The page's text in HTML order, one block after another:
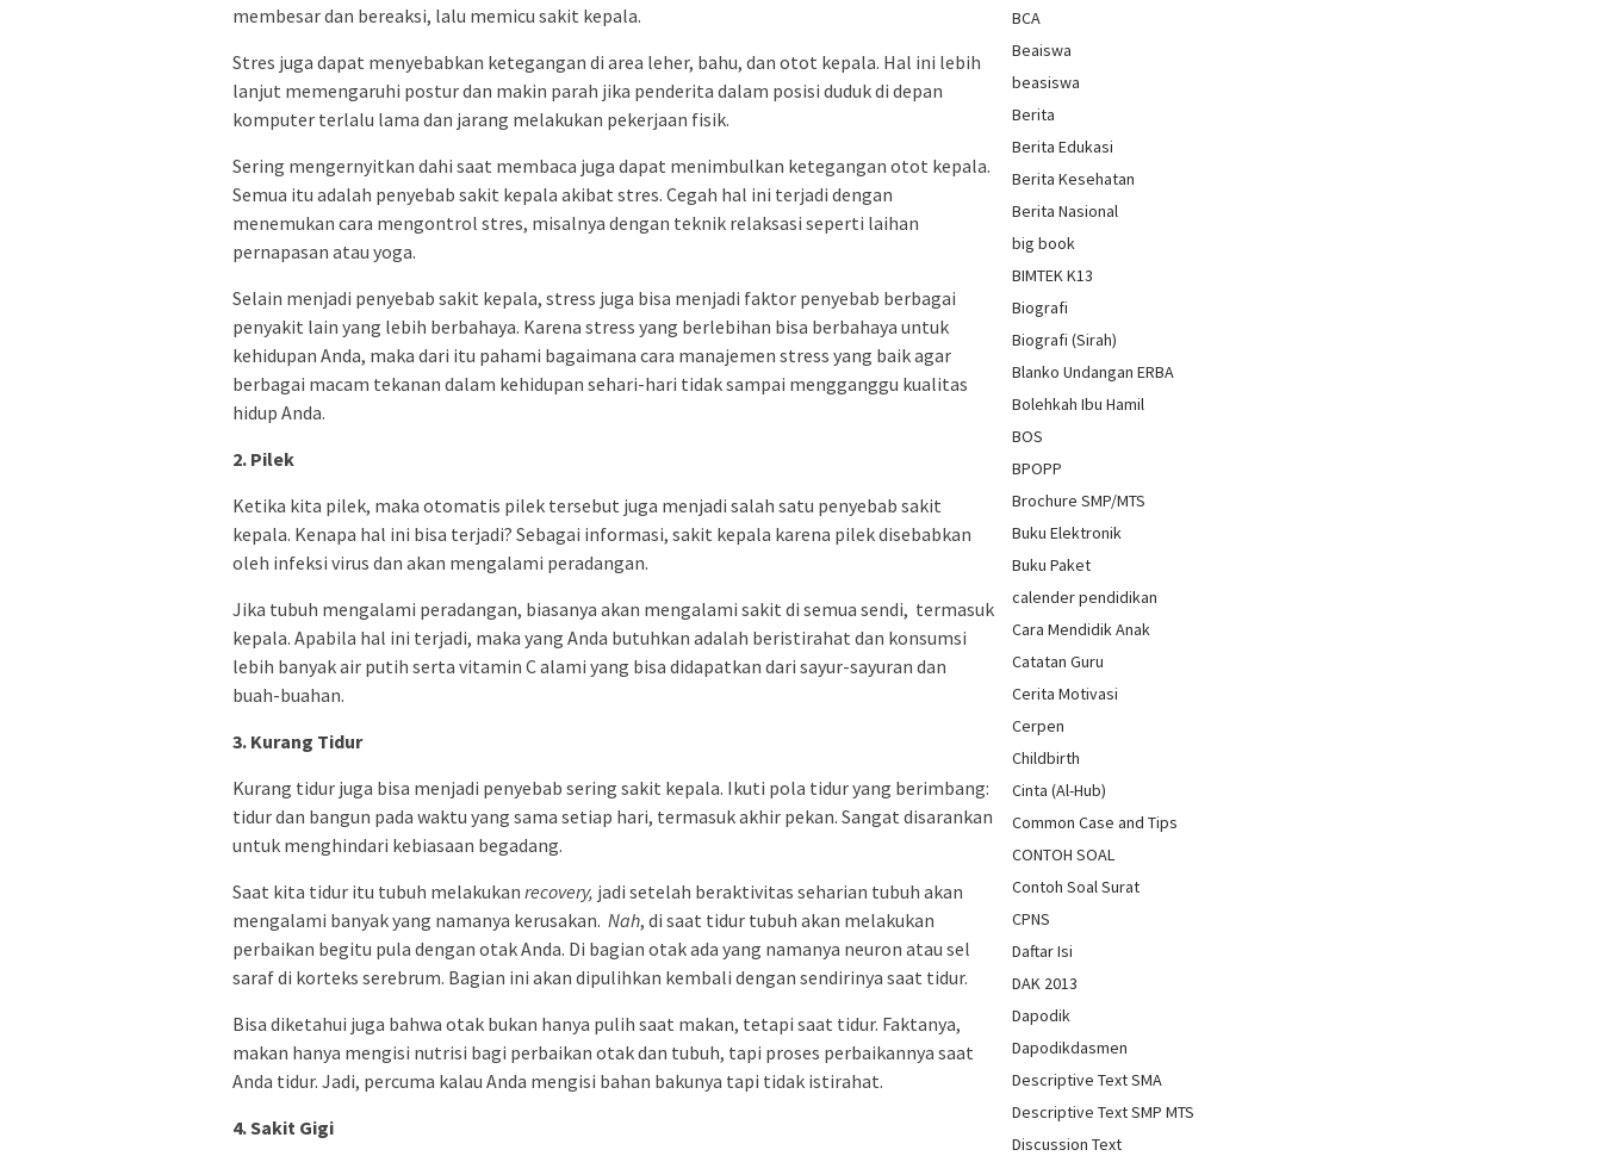
membesar dan bereaksi, lalu memicu sakit kepala.
Stres juga dapat menyebabkan ketegangan di area leher, bahu, dan otot kepala. Hal ini lebih
lanjut memengaruhi postur dan makin parah jika penderita dalam posisi duduk di depan
komputer terlalu lama dan jarang melakukan pekerjaan fisik.
Sering mengernyitkan dahi saat membaca juga dapat menimbulkan ketegangan otot kepala.
Semua itu adalah penyebab sakit kepala akibat stres. Cegah hal ini terjadi dengan
menemukan cara mengontrol stres, misalnya dengan teknik relaksasi seperti laihan
pernapasan atau yoga.
Selain menjadi penyebab sakit kepala, stress juga bisa menjadi faktor penyebab berbagai
penyakit lain yang lebih berbahaya. Karena stress yang berlebihan bisa berbahaya untuk
kehidupan Anda, maka dari itu pahami bagaimana cara manajemen stress yang baik agar
berbagai macam tekanan dalam kehidupan sehari-hari tidak sampai mengganggu kualitas
hidup Anda.
2. Pilek
Ketika kita pilek, maka otomatis pilek tersebut juga menjadi salah satu penyebab sakit
kepala. Kenapa hal ini bisa terjadi? Sebagai informasi, sakit kepala karena pilek disebabkan
oleh infeksi virus dan akan mengalami peradangan.
Jika tubuh mengalami peradangan, biasanya akan mengalami sakit di semua sendi, termasuk
kepala. Apabila hal ini terjadi, maka yang Anda butuhkan adalah beristirahat dan konsumsi
lebih banyak air putih serta vitamin C alami yang bisa didapatkan dari sayur-sayuran dan
buah-buahan.
3. Kurang Tidur
Kurang tidur juga bisa menjadi penyebab sering sakit kepala. Ikuti pola tidur yang berimbang:
tidur dan bangun pada waktu yang sama setiap hari, termasuk akhir pekan. Sangat disarankan
untuk menghindari kebiasaan begadang.
Saat kita tidur itu tubuh melakukan recovery, jadi setelah beraktivitas seharian tubuh akan
mengalami banyak yang namanya kerusakan. Nah, di saat tidur tubuh akan melakukan
perbaikan begitu pula dengan otak Anda. Di bagian otak ada yang namanya neuron atau sel
saraf di korteks serebrum. Bagian ini akan dipulihkan kembali dengan sendirinya saat tidur.
Bisa diketahui juga bahwa otak bukan hanya pulih saat makan, tetapi saat tidur. Faktanya,
makan hanya mengisi nutrisi bagi perbaikan otak dan tubuh, tapi proses perbaikannya saat
Anda tidur. Jadi, percuma kalau Anda mengisi bahan bakunya tapi tidak istirahat.
4. Sakit Gigi
BCA
Beaiswa
beasiswa
Berita
Berita Edukasi
Berita Kesehatan
Berita Nasional
big book
BIMTEK K13
Biografi
Biografi (Sirah)
Blanko Undangan ERBA
Bolehkah Ibu Hamil
BOS
BPOPP
Brochure SMP/MTS
Buku Elektronik
Buku Paket
calender pendidikan
Cara Mendidik Anak
Catatan Guru
Cerita Motivasi
Cerpen
Childbirth
Cinta (Al-Hub)
Common Case and Tips
CONTOH SOAL
Contoh Soal Surat
CPNS
Daftar Isi
DAK 2013
Dapodik
Dapodikdasmen
Descriptive Text SMA
Descriptive Text SMP MTS
Discussion Text